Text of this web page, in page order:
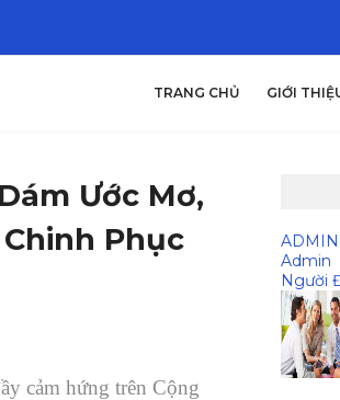
TRANG CHỦ GIỚI
Ước Mơ,
Phục
cảm hứng trên Cộng
ADMIN
Admin
Người